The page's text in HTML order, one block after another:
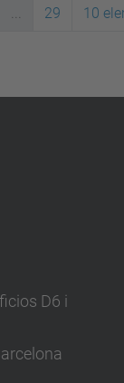
... 29 10
D6 i